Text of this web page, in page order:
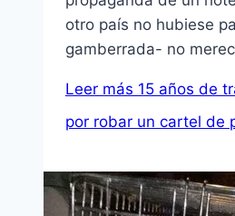
otro país no hubiese
gamberrada- no
Leer más 15 años de
por robar un cartel de